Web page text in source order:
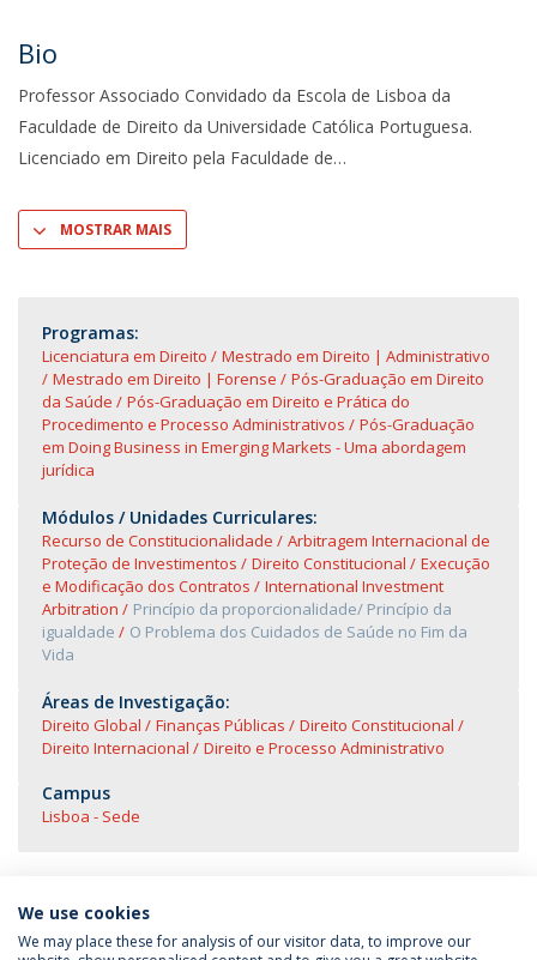
Bio
Professor Associado Convidado da Escola de Lisboa da
Faculdade de Direito da Universidade Católica Portuguesa.
Licenciado em Direito pela Faculdade de
MOSTRAR MAIS
Programas:
Licenciatura em Direito
Mestrado em Direito | Administrativo
Mestrado em Direito | Forense
Pós-Graduação em Direito
da Saúde
Pós-Graduação em Direito e Prática do
Procedimento e Processo Administrativos
Pós-Graduação
em Doing Business in Emerging Markets - Uma abordagem
jurídica
Módulos / Unidades Curriculares:
Recurso de Constitucionalidade
Arbitragem Internacional de
Proteção de Investimentos
Direito Constitucional
Execução
e Modificação dos Contratos
International Investment
Arbitration
Princípio da proporcionalidade/ Princípio da
igualdade
O Problema dos Cuidados de Saúde no Fim da
Vida
Áreas de Investigação:
Direito Global Finanças Públicas
Direito Constitucional
Direito Internacional
Direito e Processo Administrativo
Campus
Lisboa - Sede
We use cookies
We may place these for analysis of our visitor data, to improve our